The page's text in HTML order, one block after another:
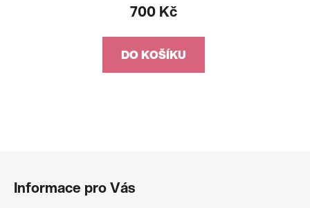
700 Kč
DO KOŠÍKU
Informace pro Vás